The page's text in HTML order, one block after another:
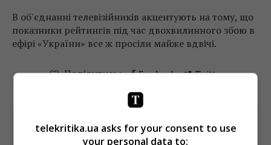
В об'єднанні телевізійників акцентують на тому, що
показники рейтингів під час двохвилинного збою в
ефірі «України» все ж просіли майже вдвічі.
Поділитись: Facebook Twitter
telekritika.ua asks for your consent to use
your personal data to: